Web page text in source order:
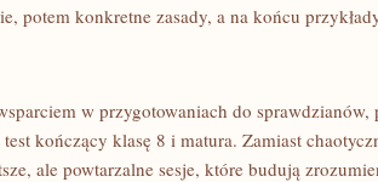
potem konkretne zasady, a na końcu
w przygotowaniach do
kończący klasę 8 i matura. Zamiast
ale powtarzalne sesje, które budują